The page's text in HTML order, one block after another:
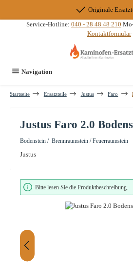
Originale
Service-Hotline: 040 - 28 48 48 210
Kontaktformular
Navigation
Startseite Ersatzteile Justus Faro
Justus Faro 2.0
Bodenstein / Brennraumstein / Feuerraumstein
Justus
Bildergalerie überspringen
Bitte lesen Sie die Produktbeschreibung.